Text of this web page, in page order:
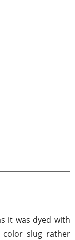
it was dyed with
slug rather